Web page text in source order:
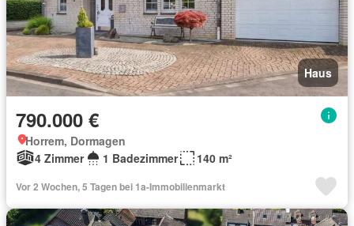
Haus
790.000 €
Horrem, Dormagen
4 Zimmer
1 Badezimmer 140 m²
Vor 2 Wochen, 5 Tagen bei 1a-Immobilienmarkt